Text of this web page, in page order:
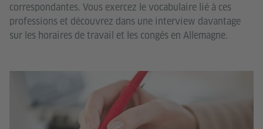
correspondantes. Vous exercez le vocabulaire lié à ces
professions et découvrez dans une interview davantage
sur les horaires de travail et les congés en Allemagne.